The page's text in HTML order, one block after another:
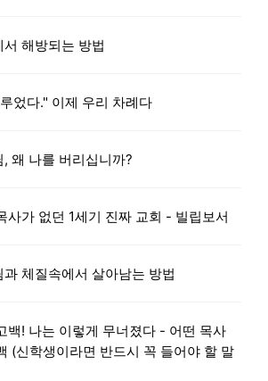
서 해방되는 방법
었다." 이제 우리 차례다
, 왜 나를 버리십니까?
사가 없던 1세기 진짜 교회 - 빌립보서
과 체질속에서 살아남는 방법
백! 나는 이렇게 무너졌다 - 어떤 목사
(신학생이라면 반드시 꼭 들어야 할 말